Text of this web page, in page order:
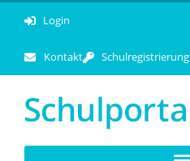
Login
Kontakt Schulregistrierung